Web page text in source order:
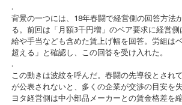
.
背景の一つには、18年春闘で経営側の回答方法
る。前回は「月額3千円増」のベア要求に経営
給や手当なども含めた賃上げ幅を回答。労組は
超える」と確認し、この回答を受け入れた。
.
この動きは波紋を呼んだ。春闘の先導役とされ
が公表されないと、多くの企業が交渉の目安を
ヨタ経営側は中小部品メーカーとの賃金格差を